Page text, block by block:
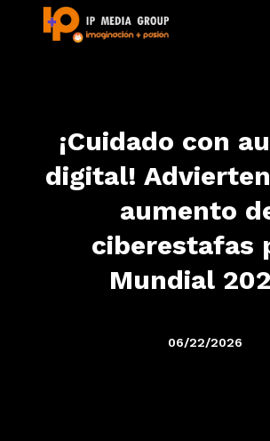
¡Cuidado con
digital!
aumento
ciberestafas
Mundial
06/22/2026